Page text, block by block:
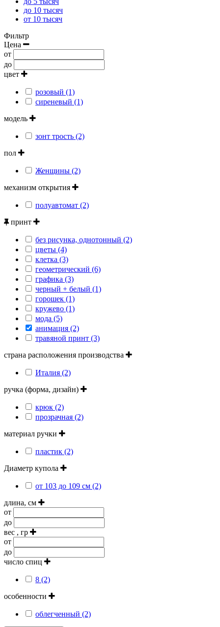
до 10 тысяч
от 10 тысяч
Фильтр
Цена
от
до
цвет
розовый (1)
сиреневый (1)
модель
зонт трость (2)
пол
Женщины (2)
механизм открытия
полуавтомат (2)
принт
без рисунка, однотонный (2)
цветы (4)
клетка (3)
геометрический (6)
графика (3)
черный + белый (1)
горошек (1)
кружево (1)
мода (5)
анимация (2)
травяной принт (3)
страна расположения производства
Италия (2)
ручка (форма, дизайн)
крюк (2)
прозрачная (2)
материал ручки
пластик (2)
Диаметр купола
от 103 до 109 см (2)
длина, см
от
до
вес , гр
от
до
число спиц
8 (2)
особенности
облегченный (2)